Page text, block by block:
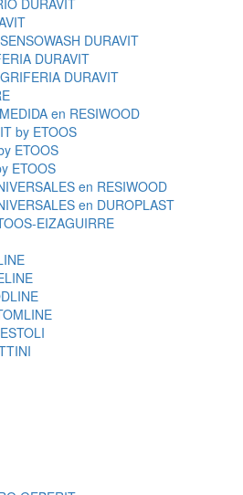
DURAVIT
DURAVIT
DURAVIT
DURAVIT
en RESIWOOD
by ETOOS
ETOOS
ETOOS
en RESIWOOD
en DUROPLAST
EIZAGUIRRE